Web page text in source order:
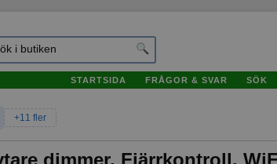
STARTSIDA FRÅGOR & SVAR SÖK
+11 fler
dimmer, Fjärrkontroll,